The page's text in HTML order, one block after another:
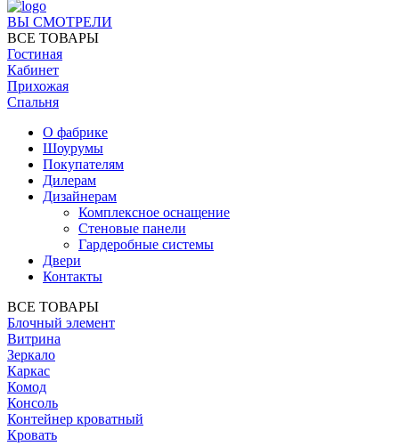
ВЫ СМОТРЕЛИ
ВСЕ ТОВАРЫ
Гостиная
Кабинет
Прихожая
Спальня
О фабрике
Шоурумы
Покупателям
Дилерам
Дизайнерам
Комплексное оснащение
Стеновые панели
Гардеробные системы
Двери
Контакты
ВСЕ ТОВАРЫ
Блочный элемент
Витрина
Зеркало
Каркас
Комод
Консоль
Контейнер кроватный
Кровать